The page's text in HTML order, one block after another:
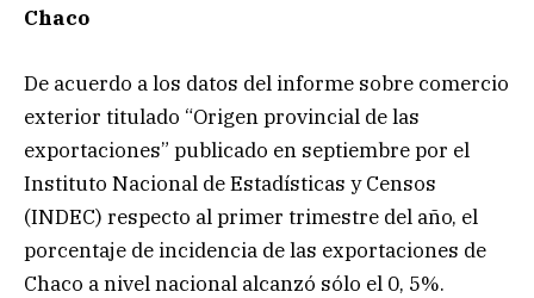
Chaco
De acuerdo a los datos del informe sobre comercio
exterior titulado “Origen provincial de las
exportaciones” publicado en septiembre por el
Instituto Nacional de Estadísticas y Censos
(INDEC) respecto al primer trimestre del año, el
porcentaje de incidencia de las exportaciones de
Chaco a nivel nacional alcanzó sólo el 0, 5%.